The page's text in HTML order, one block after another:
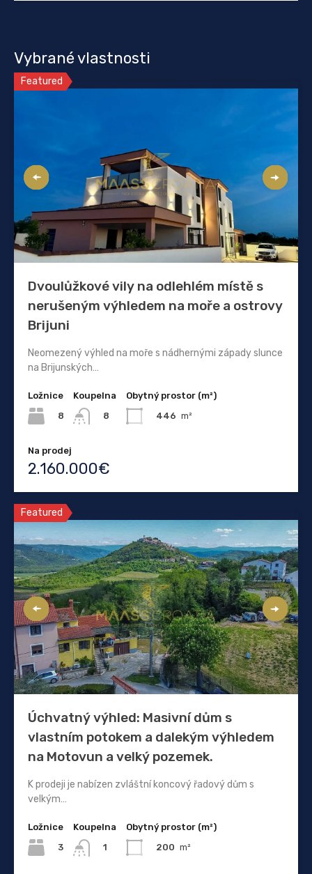
Vybrané vlastnosti
Featured
Dvoulůžkové vily na odlehlém místě s
nerušeným výhledem na moře a ostrovy
Brijuni
Neomezený výhled na moře s nádhernými západy slunce
na Brijunských…
Ložnice
8
Koupelna
8
Obytný prostor (m²)
446 m²
Na prodej
2.160.000€
Featured
Úchvatný výhled: Masivní dům s
vlastním potokem a dalekým výhledem
na Motovun a velký pozemek.
K prodeji je nabízen zvláštní koncový řadový dům s
velkým…
Ložnice
3
Koupelna
1
Obytný prostor (m²)
200 m²